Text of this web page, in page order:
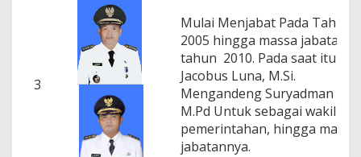
3
Mulai Menjabat Pada Tahun
2005 hingga massa
tahun 2010. Pada saat itu
Jacobus Luna, M.Si.
Mengandeng Suryadman
M.Pd Untuk sebagai wakilnya
pemerintahan, hingga massa
jabatannya.